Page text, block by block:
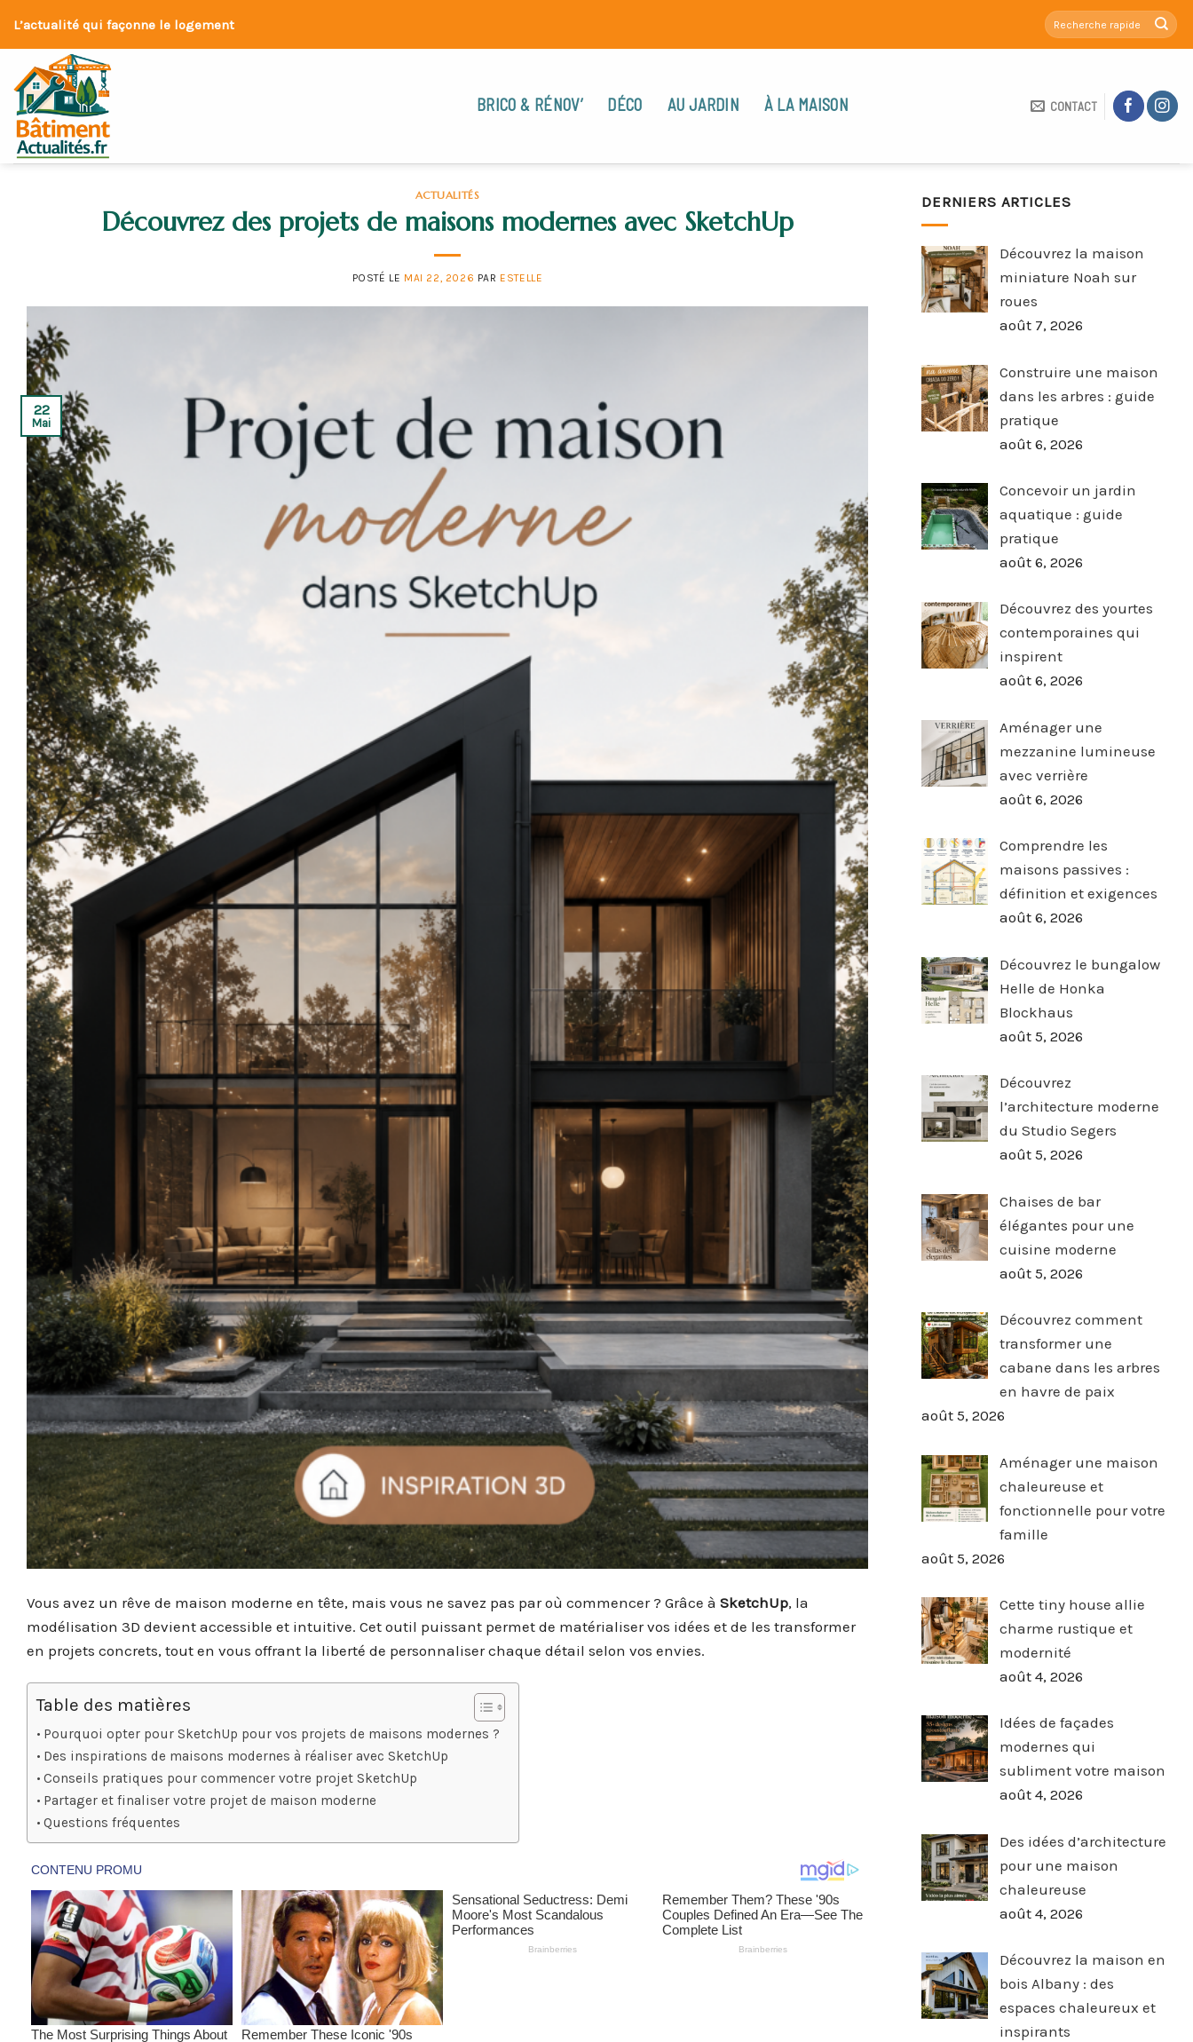
content
L’actualité qui façonne le logement
BRICO & RÉNOV’ DÉCO AU JARDIN À LA MAISON CONTACT
ACTUALITÉS
Découvrez des projets de maisons modernes avec SketchUp
POSTÉ LE MAI 22, 2026 PAR ESTELLE
22
Mai
Vous avez un rêve de maison moderne en tête, mais vous ne savez pas par où commencer ? Grâce à SketchUp, la
modélisation 3D devient accessible et intuitive. Cet outil puissant permet de matérialiser vos idées et de les transformer
en projets concrets, tout en vous offrant la liberté de personnaliser chaque détail selon vos envies.
Table des matières
Pourquoi opter pour SketchUp pour vos projets de maisons modernes ?
Des inspirations de maisons modernes à réaliser avec SketchUp
Conseils pratiques pour commencer votre projet SketchUp
Partager et finaliser votre projet de maison moderne
Questions fréquentes
DERNIERS ARTICLES
Découvrez la maison
miniature Noah sur
roues
août 7, 2026
Construire une maison
dans les arbres : guide
pratique
août 6, 2026
Concevoir un jardin
aquatique : guide
pratique
août 6, 2026
Découvrez des yourtes
contemporaines qui
inspirent
août 6, 2026
Aménager une
mezzanine lumineuse
avec verrière
août 6, 2026
Comprendre les
maisons passives :
définition et exigences
août 6, 2026
Découvrez le bungalow
Helle de Honka
Blockhaus
août 5, 2026
Découvrez
l’architecture moderne
du Studio Segers
août 5, 2026
Chaises de bar
élégantes pour une
cuisine moderne
août 5, 2026
Découvrez comment
transformer une
cabane dans les arbres
en havre de paix
août 5, 2026
Aménager une maison
chaleureuse et
fonctionnelle pour votre
famille
août 5, 2026
Cette tiny house allie
charme rustique et
modernité
août 4, 2026
Idées de façades
modernes qui
subliment votre maison
août 4, 2026
Des idées d’architecture
pour une maison
chaleureuse
août 4, 2026
Découvrez la maison en
bois Albany : des
espaces chaleureux et
inspirants